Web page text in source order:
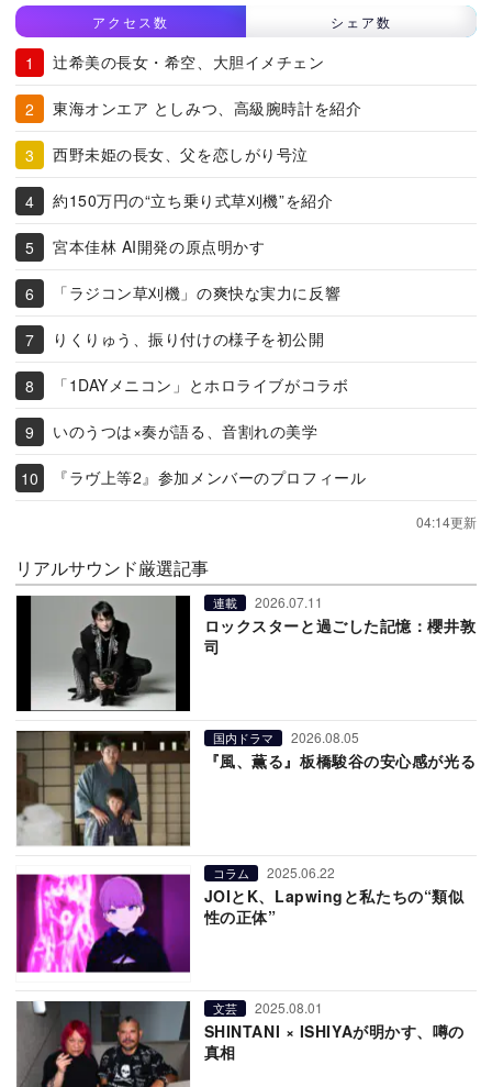
アクセス数 シェア数
辻希美の長女・希空、大胆イメチェン
東海オンエア としみつ、高級腕時計を紹介
西野未姫の長女、父を恋しがり号泣
約150万円の“立ち乗り式草刈機”を紹介
宮本佳林 AI開発の原点明かす
「ラジコン草刈機」の爽快な実力に反響
りくりゅう、振り付けの様子を初公開
「1DAYメニコン」とホロライブがコラボ
いのうつは×奏が語る、音割れの美学
『ラヴ上等2』参加メンバーのプロフィール
04:14更新
リアルサウンド厳選記事
連載 2026.07.11
ロックスターと過ごした記憶：櫻井敦
司
国内ドラマ 2026.08.05
『風、薫る』板橋駿谷の安心感が光る
コラム 2025.06.22
JOIとK、Lapwingと私たちの“類似
性の正体”
文芸 2025.08.01
SHINTANI × ISHIYAが明かす、噂の
真相